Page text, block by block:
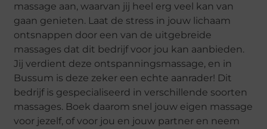
massage aan, waarvan jij heel erg veel kan van
gaan genieten. Laat de stress in jouw lichaam
ontsnappen door een van de uitgebreide
massages dat dit bedrijf voor jou kan aanbieden.
Jij verdient deze ontspanningsmassage, en in
Bussum is deze zeker een echte aanrader! Dit
bedrijf is gespecialiseerd in verschillende soorten
massages. Boek daarom snel jouw eigen massage
voor jezelf, of voor jou en jouw partner en neem